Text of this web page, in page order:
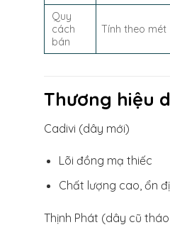
Quy
cách
bán
Tính theo mét
Thương hiệu
Cadivi (dây mới)
Lõi đồng mạ thiếc
Chất lượng cao, ổn
Thịnh Phát (dây cũ